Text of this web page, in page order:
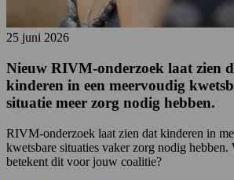
25 juni 2026
Nieuw RIVM-onderzoek laat zien
kinderen in een meervoudig
situatie meer zorg nodig hebben.
RIVM-onderzoek laat zien dat kinderen in
kwetsbare situaties vaker zorg nodig hebben.
betekent dit voor jouw coalitie?